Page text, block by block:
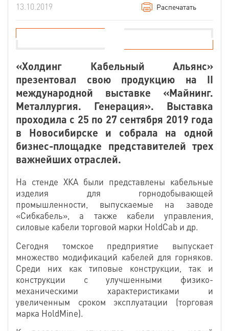
13.10.2019 Распечатать
«Холдинг Кабельный Альянс»
презентовал свою продукцию на II
международной выставке «Майнинг.
Металлургия. Генерация». Выставка
проходила с 25 по 27 сентября 2019 года
в Новосибирске и собрала на одной
бизнес-площадке представителей трех
важнейших отраслей.
На стенде ХКА были представлены кабельные
изделия для горнодобывающей
промышленности, выпускаемые на заводе
«Сибкабель», а также кабели управления,
силовые кабели торговой марки HoldCab и др.
Сегодня томское предприятие выпускает
множество модификаций кабелей для горняков.
Среди них как типовые конструкции, так и
конструкции с улучшенными физико-
механическими характеристиками и
увеличенным сроком эксплуатации (торговая
марка HoldMine).